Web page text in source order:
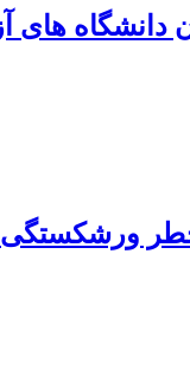
های
ورشکستگی